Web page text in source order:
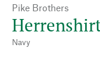
Pike Brothers
Navy